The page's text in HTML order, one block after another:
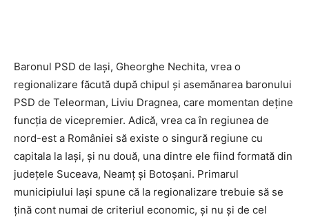
Baronul PSD de Iaşi, Gheorghe Nechita, vrea o
regionalizare făcută după chipul şi asemănarea baronului
PSD de Teleorman, Liviu Dragnea, care momentan deţine
funcţia de vicepremier. Adică, vrea ca în regiunea de
nord-est a României să existe o singură regiune cu
capitala la Iaşi, şi nu două, una dintre ele fiind formată din
judeţele Suceava, Neamţ şi Botoşani. Primarul
municipiului Iaşi spune că la regionalizare trebuie să se
ţină cont numai de criteriul economic, şi nu şi de cel